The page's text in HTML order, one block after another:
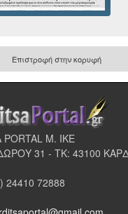
Επιστροφή στην κορυφή
PORTAL Μ. ΙΚΕ
31 - ΤΚ: 43100
24410 72888